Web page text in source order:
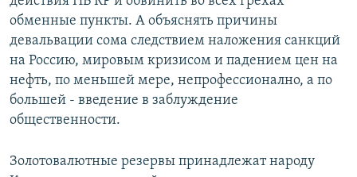
обменные пункты. А объяснять причины
девальвации сома следствием наложения санкций
на Россию, мировым кризисом и падением цен на
нефть, по меньшей мере, непрофессионално, а по
большей - введение в заблуждение
общественности.
Золотовалютные резервы принадлежат народу